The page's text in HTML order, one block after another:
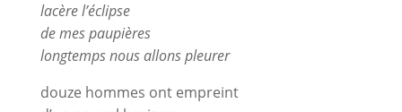
lacère l’éclipse
de mes paupières
longtemps nous allons pleurer
douze hommes ont empreint